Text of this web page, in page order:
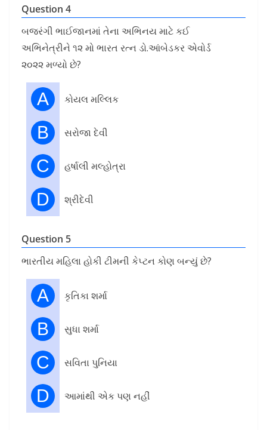
Question 4
બજરંગી ભાઈજાનમાં તેના અભિનય માટે કઈ
અભિનેત્રીને ૧૨ મો ભારત રત્ન ડો.આંબેડકર એવોર્ડ
૨૦૨૨ મળ્યો છે?
A કોયલ મલ્લિક
B સરોજા દેવી
C હર્ષાલી મલ્હોત્રા
D શ્રીદેવી
Question 5
ભારતીય મહિલા હોકી ટીમની કેપ્ટન કોણ બન્યું છે?
A કૃતિકા શર્મા
B સુધા શર્મા
C સવિતા પુનિયા
D આમાંથી એક પણ નહીં